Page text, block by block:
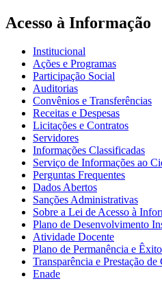
Acesso à Informação
Institucional
Ações e Programas
Participação Social
Auditorias
Convênios e Transferências
Receitas e Despesas
Licitações e Contratos
Servidores
Informações Classificadas
Serviço de Informações ao
Perguntas Frequentes
Dados Abertos
Sanções Administrativas
Sobre a Lei de Acesso à
Plano de Desenvolvimento
Atividade Docente
Plano de Permanência e Êxito
Transparência e Prestação de
Enade